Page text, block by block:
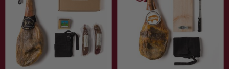
original
era:
69,00€.
actual
es:
55,00€.